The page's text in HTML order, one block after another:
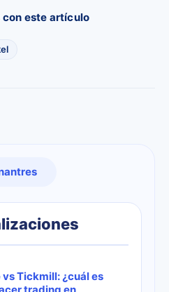
este artículo
Tickmill: ¿cuál es